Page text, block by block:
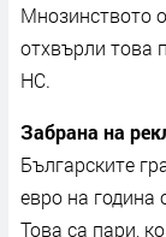
Мнозинството
отхвърли това
НС.
Забрана на
Българските
евро на година
Това са пари,